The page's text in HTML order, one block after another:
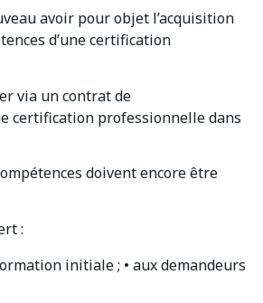
avoir pour objet l’acquisition
d’une certification
via un contrat de
certification professionnelle dans
doivent encore être
:
initiale ; • aux demandeurs